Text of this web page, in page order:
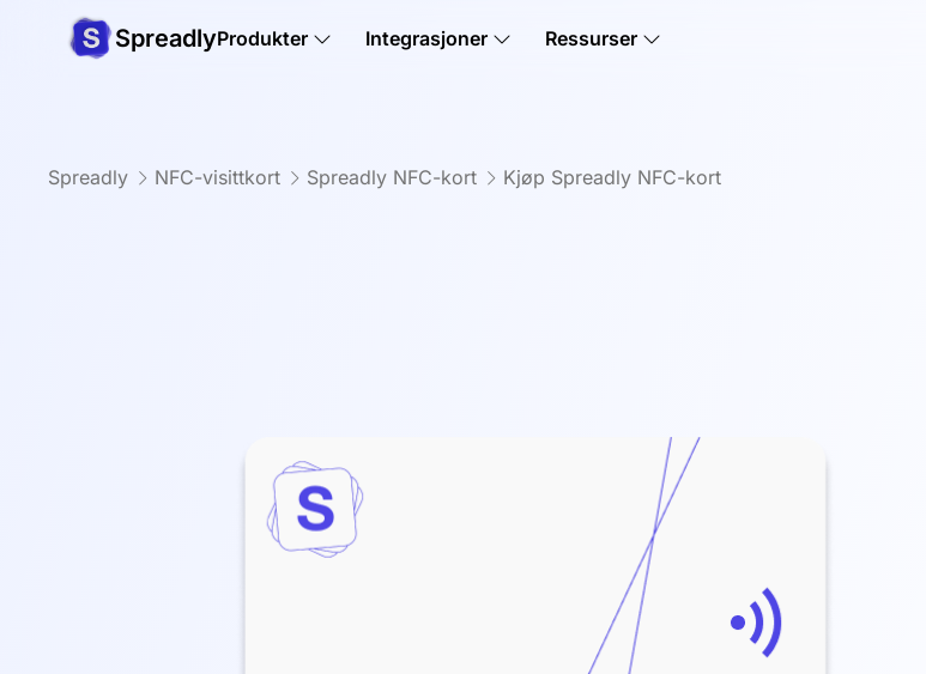
SpreadlyProdukter Integrasjoner Ressurser
Spreadly NFC-visittkort Spreadly NFC-kort Kjøp Spreadly NFC-kort